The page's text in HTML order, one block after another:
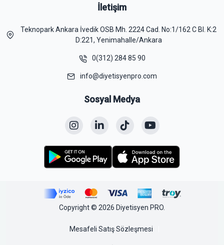
İletişim
Teknopark Ankara İvedik OSB Mh. 2224 Cad. No:1/162 C Bl. K:2
D:221, Yenimahalle/Ankara
0(312) 284 85 90
info@diyetisyenpro.com
Sosyal Medya
Copyright © 2026 Diyetisyen PRO.
Mesafeli Satış Sözleşmesi